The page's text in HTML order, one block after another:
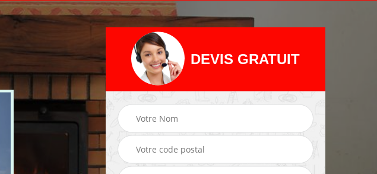
Ramonage de
chaudière 91
Débistrage de
cheminée 91
Ramonage de
cheminée 91
DEVIS GRATUIT